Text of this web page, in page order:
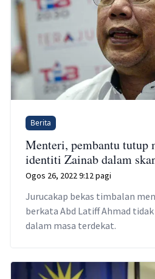
Berita
Menteri, pembantu tutup
identiti Zainab dalam
Ogos 26, 2022 9:12 pagi
Jurucakap bekas timbalan
berkata Abd Latiff Ahmad
dalam masa terdekat.